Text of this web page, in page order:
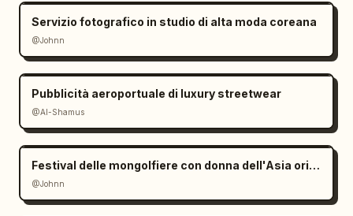
Servizio fotografico in studio di alta moda coreana
@Johnn
Pubblicità aeroportuale di luxury streetwear
@Al-Shamus
Festival delle mongolfiere con donna dell'Asia orientale
@Johnn